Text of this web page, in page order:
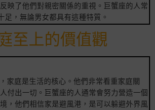
映了他們對親密關係的重視。巨蟹座的人常
足，無論男女都具有這種特質。
至上的價值觀
家庭是生活的核心。他們非常看重家庭關
付出一切。巨蟹座的人通常會努力營造一個
，他們相信家是避風港，是可以躲避外界風